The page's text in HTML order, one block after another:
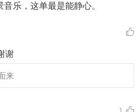
乐，这单最是能静心。
谢
来
1